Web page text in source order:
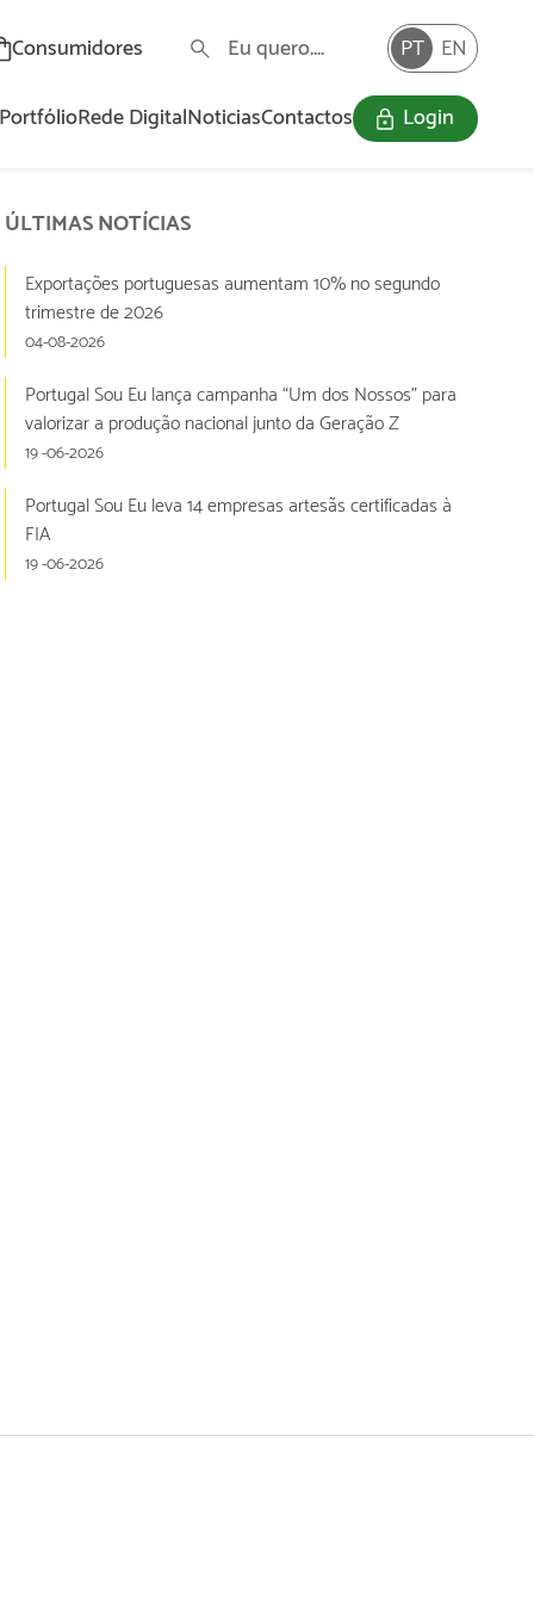
Consumidores PT EN
PortfólioRede DigitalNoticiasContactos Login
ÚLTIMAS NOTÍCIAS
Exportações portuguesas aumentam 10% no segundo
trimestre de 2026
04-08-2026
Portugal Sou Eu lança campanha “Um dos Nossos” para
valorizar a produção nacional junto da Geração Z
19 -06-2026
Portugal Sou Eu leva 14 empresas artesãs certificadas à
FIA
19 -06-2026